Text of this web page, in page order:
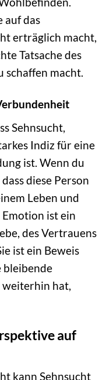
auf das
erträglich macht,
Tatsache des
schaffen macht.
Sehnsucht,
Indiz für eine
ist. Wenn du
diese Person
Leben und
ist ein
des Vertrauens
ist ein Beweis
bleibende
hat,
auf
kann Sehnsucht